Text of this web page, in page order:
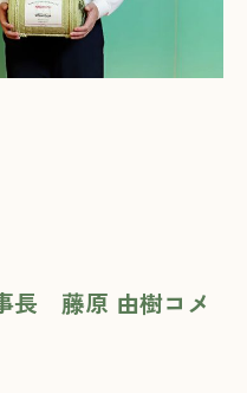
長 藤原 由樹コメ